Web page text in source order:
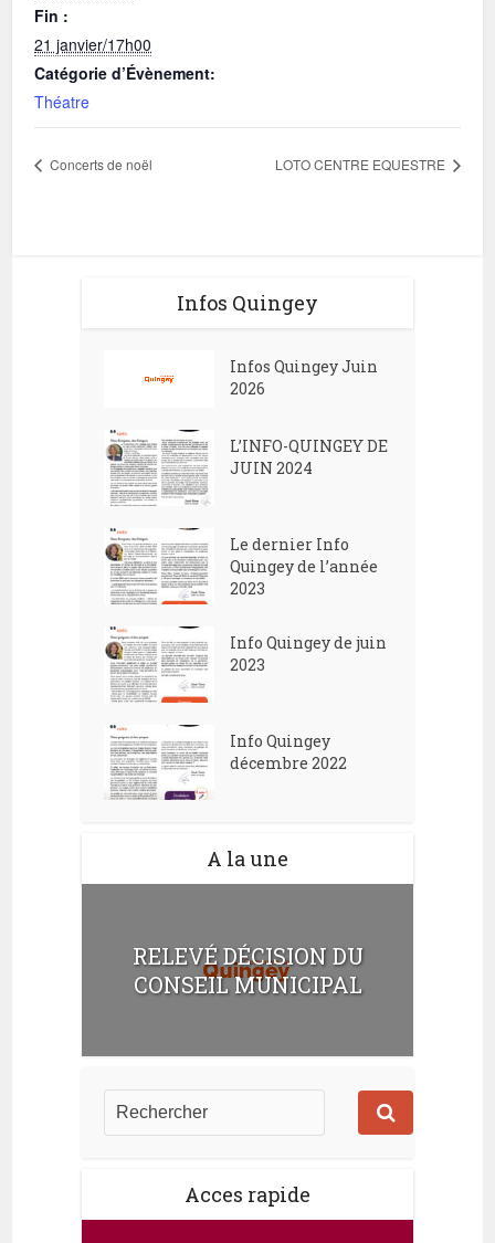
Fin :
21 janvier/17h00
Catégorie d’Évènement:
Théatre
Concerts de noël LOTO CENTRE EQUESTRE
Infos Quingey
Infos Quingey Juin
2026
L’INFO-QUINGEY DE
JUIN 2024
Le dernier Info
Quingey de l’année
2023
Info Quingey de juin
2023
Info Quingey
décembre 2022
A la une
RELEVÉ DÉCISION DU
CONSEIL MUNICIPAL
Acces rapide